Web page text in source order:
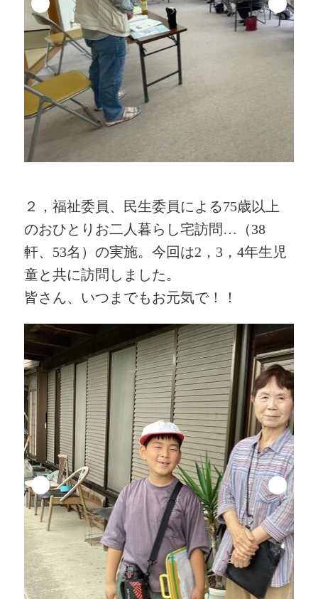
２，福祉委員、民生委員による75歳以上
のおひとりお二人暮らし宅訪問…（38
軒、53名）の実施。今回は2，3，4年生児
童と共に訪問しました。
皆さん、いつまでもお元気で！！